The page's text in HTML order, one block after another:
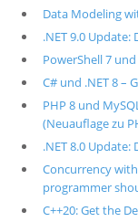
Data Modeling
.NET 9.0 Update:
PowerShell 7
C# und .NET 8 –
PHP 8 und
(Neuauflage zu
.NET 8.0 Update:
Concurrency
programmer
C++20: Get the